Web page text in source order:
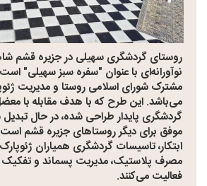
روستای گردشگری سهیلی در جزیره قشم
نوآورانه‌ای با عنوان "سفره سبز سهیلی"
مشترک شورای اسلامی روستا و مدیریت
می‌باشد. این طرح که با هدف مقابله با
گردشگری پایدار طراحی شده، در حال
موفق برای دیگر روستاهای جزیره قشم
ابتکار، تاسیسات گردشگری همیاران
مصرف پلاستیک، مدیریت پسماند و تفکیک
فعالیت می‌کنند.